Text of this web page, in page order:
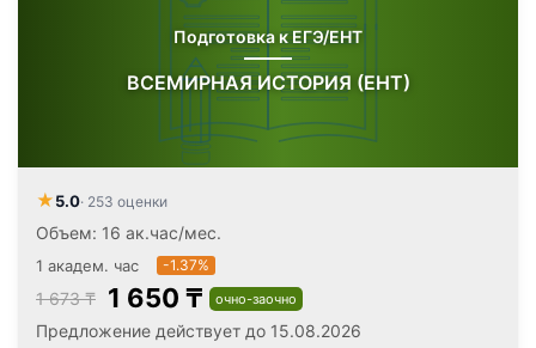
Подготовка к ЕГЭ/ЕНТ
ВСЕМИРНАЯ ИСТОРИЯ (ЕНТ)
★5.0· 253 оценки
Объем: 16 ак.час/мес.
1 академ. час -1.37%
1 673 ₸ 1 650 ₸ очно-заочно
Предложение действует до 15.08.2026